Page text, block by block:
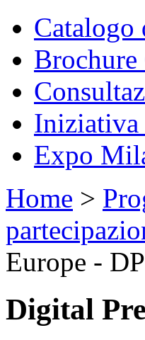
Iniziativa
Expo
Home >
Europe -
Digital